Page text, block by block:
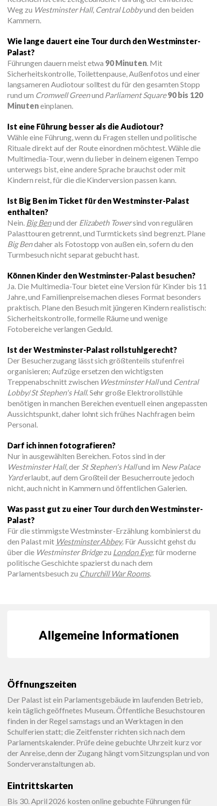
Weg zu Westminster Hall, Central Lobbyund den beiden
Kammern.
Wie lange dauert eine Tour durch den Westminster-
Palast?
Führungen dauern meist etwa 90 Minuten . Mit
Sicherheitskontrolle, Toilettenpause, Außenfotos und einer
langsameren Audiotour solltest du für den gesamten Stopp
rund um Cromwell Greenund Parliament Square 90 bis 120
Minuteneinplanen.
Ist eine Führung besser als die Audiotour?
Wähle eine Führung, wenn du Fragen stellen und politische
Rituale direkt auf der Route einordnen möchtest. Wähle die
Multimedia-Tour, wenn du lieber in deinem eigenen Tempo
unterwegs bist, eine andere Sprache brauchst oder mit
Kindern reist, für die die Kinderversion passen kann.
Ist Big Ben im Ticket für den Westminster-Palast
enthalten?
Nein. Big Benund der Elizabeth Towersind von regulären
Palasttouren getrennt, und Turmtickets sind begrenzt. Plane
Big Bendaher als Fotostopp von außen ein, sofern du den
Turmbesuch nicht separat gebucht hast.
Können Kinder den Westminster-Palast besuchen?
Ja. Die Multimedia-Tour bietet eine Version für Kinder bis 11
Jahre, und Familienpreise machen dieses Format besonders
praktisch. Plane den Besuch mit jüngeren Kindern realistisch:
Sicherheitskontrolle, formelle Räume und wenige
Fotobereiche verlangen Geduld.
Ist der Westminster-Palast rollstuhlgerecht?
Der Besucherzugang lässt sich größtenteils stufenfrei
organisieren; Aufzüge ersetzen den wichtigsten
Treppenabschnitt zwischen Westminster Hallund Central
Lobby/St Stephen's Hall. Sehr große Elektrorollstühle
benötigen in manchen Bereichen eventuell einen angepassten
Aussichtspunkt, daher lohnt sich frühes Nachfragen beim
Personal.
Darf ich innen fotografieren?
Nur in ausgewählten Bereichen. Fotos sind in der
Westminster Hall, der St Stephen's Hallund im New Palace
Yarderlaubt, auf dem Großteil der Besucherroute jedoch
nicht, auch nicht in Kammern und öffentlichen Galerien.
Was passt gut zu einer Tour durch den Westminster-
Palast?
Für die stimmigste Westminster-Erzählung kombinierst du
den Palast mit Westminster Abbey. Für Aussicht gehst du
über die Westminster Bridgezu London Eye; für moderne
politische Geschichte spazierst du nach dem
Parlamentsbesuch zu Churchill War Rooms.
Allgemeine Informationen
Öffnungszeiten
Der Palast ist ein Parlamentsgebäude im laufenden Betrieb,
kein täglich geöffnetes Museum. Öffentliche Besuchstouren
finden in der Regel samstags und an Werktagen in den
Schulferien statt; die Zeitfenster richten sich nach dem
Parlamentskalender. Prüfe deine gebuchte Uhrzeit kurz vor
der Anreise, denn der Zugang hängt vom Sitzungsplan und von
Sonderveranstaltungen ab.
Eintrittskarten
Bis 30. April 2026 kosten online gebuchte Führungen für